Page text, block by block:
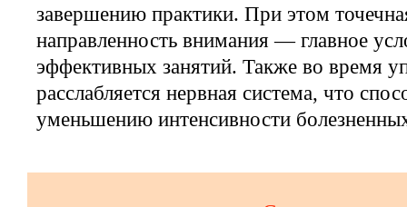
завершению практики. При этом
направленность внимания — главное
эффективных занятий. Также во время
расслабляется нервная система, что
уменьшению интенсивности